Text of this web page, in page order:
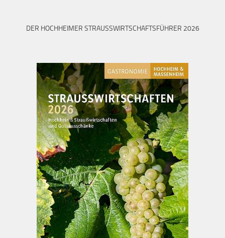
DER HOCHHEIMER STRAUSSWIRTSCHAFTSFÜHRER 2026